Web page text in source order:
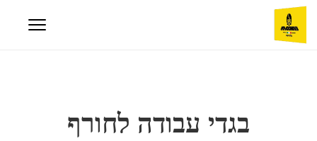
בגדי עבודה לחורף